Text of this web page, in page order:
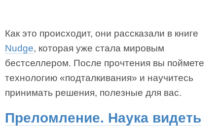
Как это происходит, они рассказали в книге
Nudge, которая уже стала мировым
бестселлером. После прочтения вы поймете
технологию «подталкивания» и научитесь
принимать решения, полезные для вас.
Преломление. Наука видеть